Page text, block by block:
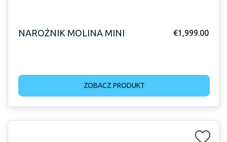
NAROŻNIK MOLINA MINI €1,999.00
ZOBACZ PRODUKT